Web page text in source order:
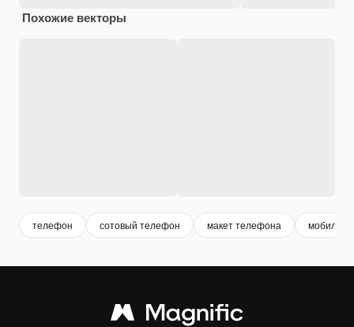
Похожие векторы
телефон сотовый телефон макет телефона